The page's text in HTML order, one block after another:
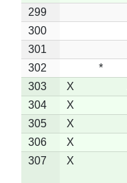
299
300
301
302
*
303
X
304
X
305
X
306
X
307
X